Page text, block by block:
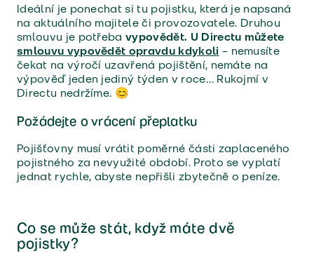
Ideální je ponechat si tu pojistku, která je napsaná
na aktuálního majitele či provozovatele. Druhou
smlouvu je potřebavypovědět. U Directu můžete
smlouvu vypovědět opravdu kdykoli – nemusíte
čekat na výročí uzavřená pojištění, nemáte na
výpověď jeden jediný týden v roce… Rukojmí v
Directu nedržíme. 😊
Požádejte o vrácení přeplatku
Pojišťovny musí vrátit poměrné části zaplaceného
pojistného za nevyužité období. Proto se vyplatí
jednat rychle, abyste nepřišli zbytečně o peníze.
Co se může stát, když máte dvě
pojistky?